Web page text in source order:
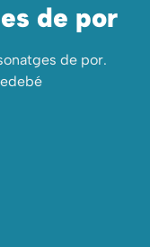
de por
de por.